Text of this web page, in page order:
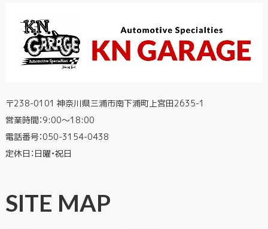
〒238-0101 神奈川県三浦市南下浦町上宮田2635-1
営業時間：9:00〜18:00
電話番号：050-3154-0438
定休日：日曜・祝日
SITE MAP